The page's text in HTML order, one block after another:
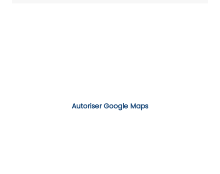
Autoriser Google Maps